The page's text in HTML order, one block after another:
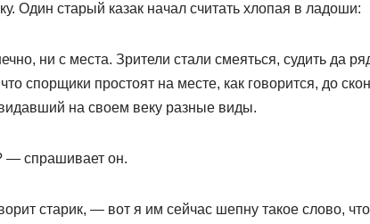
Один старый казак начал считать хлопая в ладоши:
ни с места. Зрители стали смеяться, судить да
спорщики простоят на месте, как говорится, до
на своем веку разные виды.
спрашивает он.
старик, — вот я им сейчас шепну такое слово,